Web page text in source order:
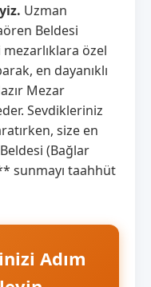
Uzman
Beldesi
özel
en dayanıklı
Mezar
Sevdikleriniz
size en
(Bağlar
sunmayı taahhüt
Adım